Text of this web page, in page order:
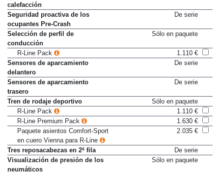
Retrovisores exteriores con
calefacción
Seguridad proactiva de los
ocupantes Pre-Crash
Selección de perfil de
conducción
R-Line Pack
1.110 €
Sensores de aparcamiento
delantero
Sensores de aparcamiento
trasero
Tren de rodaje deportivo
Sólo en paquete
R-Line Pack
1.110 €
R-Line Premium Pack
1.630 €
Paquete asientos Comfort-Sport
en cuero Vienna para R-Line
Tres reposacabezas en 2ª fila
De serie
Visualización de presión de los